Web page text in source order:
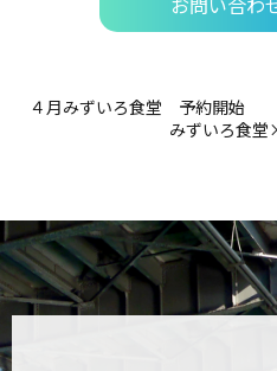
４月みずいろ食堂 予約開始
みずいろ食